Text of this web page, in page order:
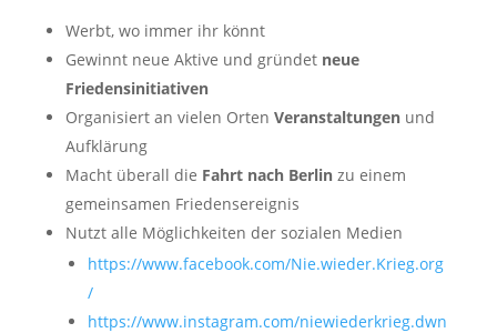
Werbt, wo immer ihr könnt
Gewinnt neue Aktive und gründet neue
Friedensinitiativen
Organisiert an vielen Orten Veranstaltungenund
Aufklärung
Macht überall die Fahrt nach Berlinzu einem
gemeinsamen Friedensereignis
Nutzt alle Möglichkeiten der sozialen Medien
https://www.facebook.com/Nie.wieder.Krieg.org
/
https://www.instagram.com/niewiederkrieg.dwn